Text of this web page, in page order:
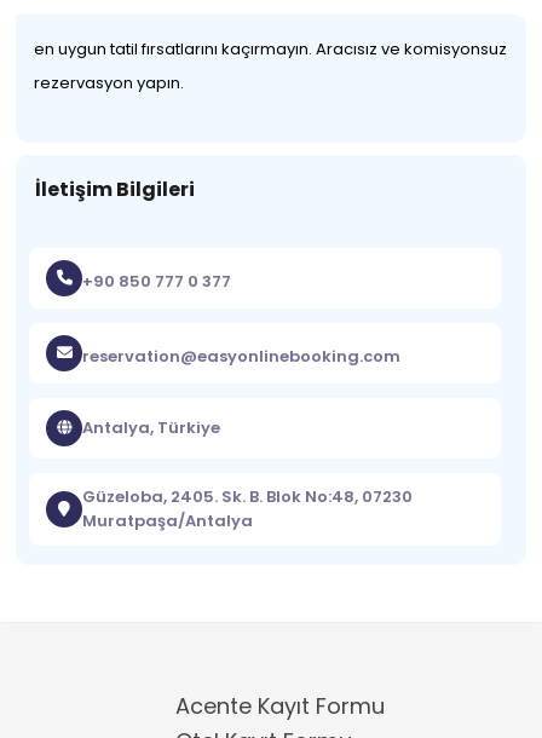
en uygun tatil fırsatlarını kaçırmayın. Aracısız ve komisyonsuz
rezervasyon yapın.
İletişim Bilgileri
+90 850 777 0 377
reservation@easyonlinebooking.com
Antalya, Türkiye
Güzeloba, 2405. Sk. B. Blok No:48, 07230
Muratpaşa/Antalya
Acente Kayıt Formu